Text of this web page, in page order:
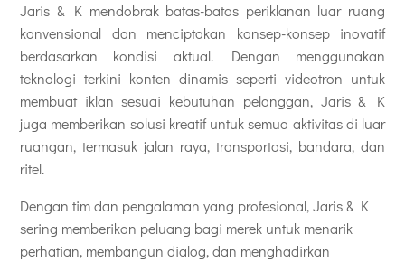
Jaris & K mendobrak batas-batas periklanan luar ruang
konvensional dan menciptakan konsep-konsep inovatif
berdasarkan kondisi aktual. Dengan menggunakan
teknologi terkini konten dinamis seperti videotron untuk
membuat iklan sesuai kebutuhan pelanggan, Jaris & K
juga memberikan solusi kreatif untuk semua aktivitas di luar
ruangan, termasuk jalan raya, transportasi, bandara, dan
ritel.
Dengan tim dan pengalaman yang profesional, Jaris & K
sering memberikan peluang bagi merek untuk menarik
perhatian, membangun dialog, dan menghadirkan